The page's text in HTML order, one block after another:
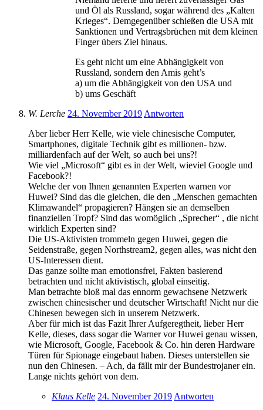
und Öl als Russland, sogar während des „Kalten
Krieges“. Demgegenüber schießen die USA mit
Sanktionen und Vertragsbrüchen mit dem kleinen
Finger übers Ziel hinaus.
Es geht nicht um eine Abhängigkeit von
Russland, sondern den Amis geht’s
a) um die Abhängigkeit von den USA und
b) ums Geschäft
W. Lerche 24. November 2019 Antworten
Aber lieber Herr Kelle, wie viele chinesische Computer,
Smartphones, digitale Technik gibt es millionen- bzw.
milliardenfach auf der Welt, so auch bei uns?!
Wie viel „Microsoft“ gibt es in der Welt, wieviel Google und
Facebook?!
Welche der von Ihnen genannten Experten warnen vor
Huwei? Sind das die gleichen, die den „Menschen gemachten
Klimawandel“ propagieren? Hängen sie an demselben
finanziellen Tropf? Sind das womöglich „Sprecher“ , die nicht
wirklich Experten sind?
Die US-Aktivisten trommeln gegen Huwei, gegen die
Seidenstraße, gegen Northstream2, gegen alles, was nicht den
US-Interessen dient.
Das ganze sollte man emotionsfrei, Fakten basierend
betrachten und nicht aktivistisch, global einseitig.
Man betrachte bloß mal das ennorm gewachsene Netzwerk
zwischen chinesischer und deutscher Wirtschaft! Nicht nur die
Chinesen bewegen sich in unserem Netzwerk.
Aber für mich ist das Fazit Ihrer Aufgeregtheit, lieber Herr
Kelle, dieses, dass sogar die Warner vor Huwei genau wissen,
wie Microsoft, Google, Facebook & Co. hin deren Hardware
Türen für Spionage eingebaut haben. Dieses unterstellen sie
nun den Chinesen. – Ach, da fällt mir der Bundestrojaner ein.
Lange nichts gehört von dem.
Klaus Kelle 24. November 2019 Antworten